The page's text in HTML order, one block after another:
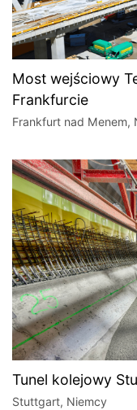
Most wejściowy
Frankfurcie
Frankfurt nad Menem,
Tunel kolejowy
Stuttgart, Niemcy